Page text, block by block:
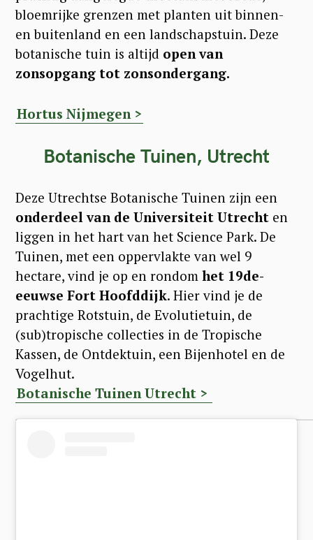
bloemrijke grenzen met planten uit binnen-
en buitenland en een landschapstuin. Deze
botanische tuin is altijd open van
zonsopgang tot zonsondergang.
Hortus Nijmegen >
Botanische Tuinen, Utrecht
Deze Utrechtse Botanische Tuinen zijn een
onderdeel van de Universiteit Utrecht en
liggen in het hart van het Science Park. De
Tuinen, met een oppervlakte van wel 9
hectare, vind je op en rondom het 19de-
eeuwse Fort Hoofddijk. Hier vind je de
prachtige Rotstuin, de Evolutietuin, de
(sub)tropische collecties in de Tropische
Kassen, de Ontdektuin, een Bijenhotel en de
Vogelhut.
Botanische Tuinen Utrecht >